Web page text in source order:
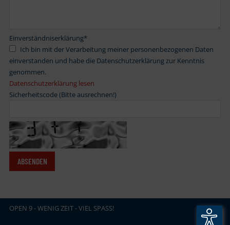
Einverständniserklärung*
einverstanden und habe die Datenschutzerklärung zur Kenntnis
genommen.
Datenschutzerklärung lesen
Sicherheitscode (Bitte ausrechnen!)
OPEN.9 - WENIG ZEIT - VIEL SPASS!